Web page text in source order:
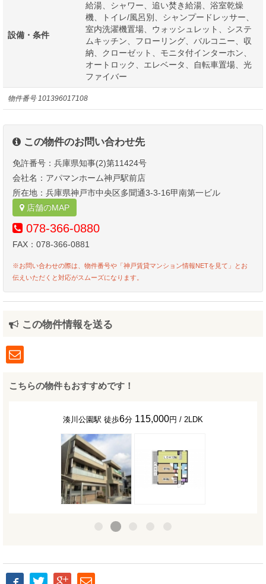
物件番号 101396017108
設備・条件
給湯、シャワー、追い焚き給湯、浴室乾燥
機、トイレ/風呂別、シャンプードレッサー、
室内洗濯機置場、ウォッシュレット、システ
ムキッチン、フローリング、バルコニー、収
納、クローゼット、モニタ付インターホン、
オートロック、エレベータ、自転車置場、光
ファイバー
この物件のお問い合わせ先
免許番号：兵庫県知事(2)第11424号
会社名：アパマンホーム神戸駅前店
所在地：兵庫県神戸市中央区多聞通3-3-16甲南第一ビル
店舗のMAP
078-366-0880
FAX：078-366-0881
※お問い合わせの際は、物件番号や「神戸賃貸マンション情報NETを見て」とお
伝えいただくと対応がスムーズになります。
この物件情報を送る
こちらの物件もおすすめです！
湊川公園駅 徒歩6分 115,000円 / 2LDK